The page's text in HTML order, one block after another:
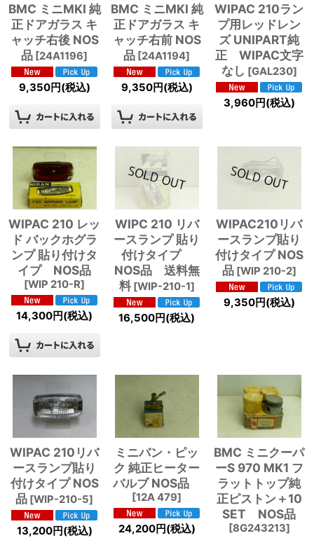
BMC ミニMKI 純
正ドアガラス キ
ャッチ右後 NOS
品 [24A1196]
9,350円(税込)
BMC ミニMKI 純
正ドアガラス キ
ャッチ右前 NOS
品 [24A1194]
9,350円(税込)
WIPAC 210ラン
プ用レッドレン
ズ UNIPART純
正 WIPAC文字
なし [GAL230]
3,960円(税込)
WIPAC 210 レッ
ド バックホグラ
ンプ 貼り付けタ
イプ NOS品
[WIP 210-R]
14,300円(税込)
WIPC 210 リバ
ースランプ 貼り
付けタイプ
NOS品 送料無
料 [WIP-210-1]
16,500円(税込)
WIPAC210リバ
ースランプ貼り
付けタイプ NOS
品 [WIP 210-2]
9,350円(税込)
WIPAC 210リバ
ースランプ貼り
付けタイプ NOS
品 [WIP-210-5]
13,200円(税込)
ミニバン・ピッ
ク 純正ヒーター
バルブ NOS品
[12A 479]
24,200円(税込)
BMC ミニクーパ
ーS 970 MK1 フ
ラットトップ純
正ピストン＋10
SET NOS品
[8G243213]